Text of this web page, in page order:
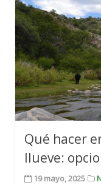
Qué hacer
llueve:
19 mayo, 2025